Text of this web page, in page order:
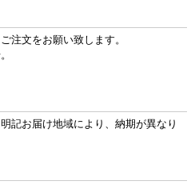
注文をお願い致します。
記お届け地域により、納期が異なり